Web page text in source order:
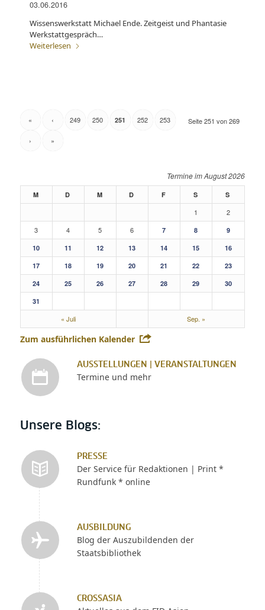
03.06.2016
Wissenswerkstatt Michael Ende. Zeitgeist und Phantasie
Werkstattgespräch…
Weiterlesen
Seite 251 von 269
« ‹ 249 250 251 252 253
› »
August 2026
M D M D F S S
1
2
3
4 5 6 7 8
9
10
11 12 13 14 15
16
17
18 19 20 21 22
23
24
25 26 27 28 29
30
31
« Juli Sep. »
Zum ausführlichen Kalender
AUSSTELLUNGEN | VERANSTALTUNGEN
Termine und mehr
Unsere Blogs:
PRESSE
Der Service für Redaktionen | Print *
Rundfunk * online
AUSBILDUNG
Blog der Auszubildenden der
Staatsbibliothek
CROSSASIA